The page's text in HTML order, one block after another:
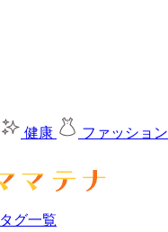
健康 ファッション
タグ一覧